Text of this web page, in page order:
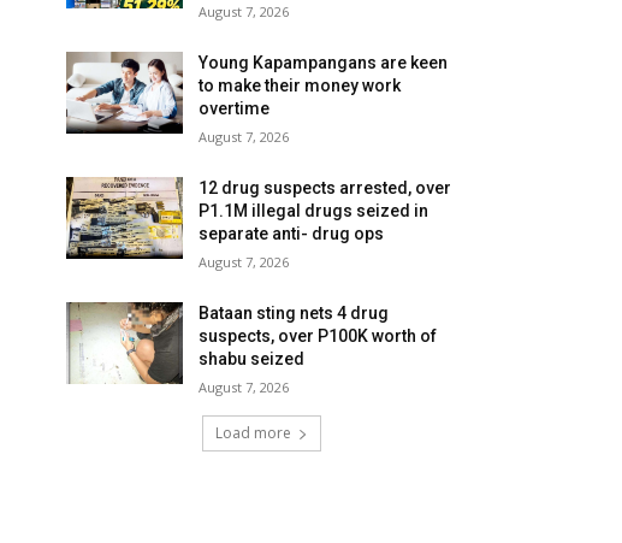
August 7, 2026
Young Kapampangans are keen
to make their money work
overtime
August 7, 2026
12 drug suspects arrested, over
P1.1M illegal drugs seized in
separate anti- drug ops
August 7, 2026
Bataan sting nets 4 drug
suspects, over P100K worth of
shabu seized
August 7, 2026
Load more